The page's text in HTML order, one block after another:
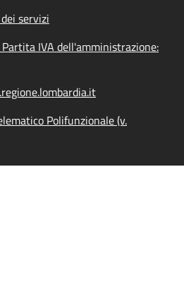
servizi
IVA dell'amministrazione:
Polifunzionale (v.